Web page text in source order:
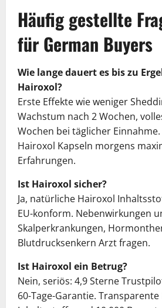
Häufig gestellte
für German Buyers
Wie lange dauert es bis zu
Hairoxol?
Erste Effekte wie weniger
Wachstum nach 2 Wochen,
Wochen bei täglicher
Hairoxol Kapseln morgens
Erfahrungen.
Ist Hairoxol sicher?
Ja, natürliche Hairoxol
EU-konform. Nebenwirkungen
Skalperkrankungen,
Blutdrucksenkern Arzt fragen.
Ist Hairoxol ein Betrug?
Nein, seriös: 4,9 Sterne
60-Tage-Garantie.